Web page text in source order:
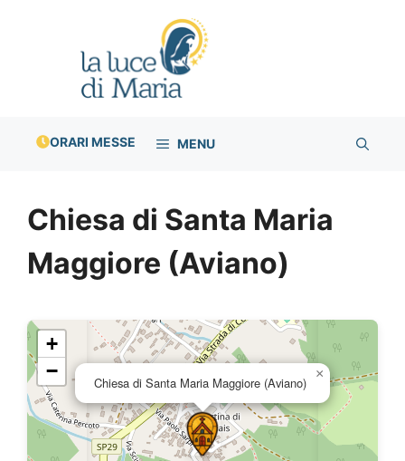
ORARI MESSE MENU
Chiesa di Santa Maria
Maggiore (Aviano)
Chiesa di Santa Maria Maggiore (Aviano)
×
+
−